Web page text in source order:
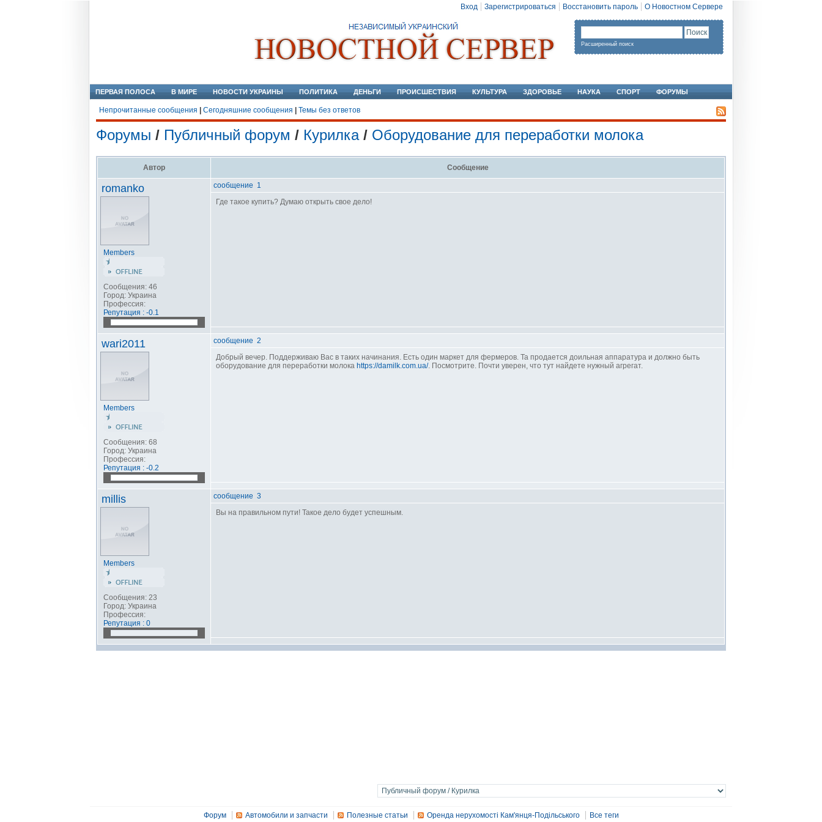
Вход Зарегистрироваться Восстановить пароль О Новостном Сервере
Расширенный поиск
ПЕРВАЯ ПОЛОСА В МИРЕ НОВОСТИ УКРАИНЫ ПОЛИТИКА ДЕНЬГИ ПРОИСШЕСТВИЯ КУЛЬТУРА ЗДОРОВЬЕ НАУКА СПОРТ ФОРУМЫ
Непрочитанные сообщения Сегодняшние сообщения Темы без ответов
Форумы / Публичный форум / Курилка/ Оборудование для переработки молока
Автор Сообщение
romanko
Members
Сообщения: 46
Город: Украина
Профессия:
Репутация : -0.1
сообщение 1
Где такое купить? Думаю открыть свое дело!
wari2011
Members
Сообщения: 68
Город: Украина
Профессия:
Репутация : -0.2
сообщение 2
Добрый вечер. Поддерживаю Вас в таких начинания. Есть один маркет для фермеров. Та продается доильная аппаратура и должно быть
оборудование для переработки молока https://damilk.com.ua/. Посмотрите. Почти уверен, что тут найдете нужный агрегат.
millis
Members
Сообщения: 23
Город: Украина
Профессия:
Репутация : 0
сообщение 3
Вы на правильном пути! Такое дело будет успешным.
Форум Автомобили и запчасти Полезные статьи Оренда нерухомості Кам'янця-Подільського Все теги